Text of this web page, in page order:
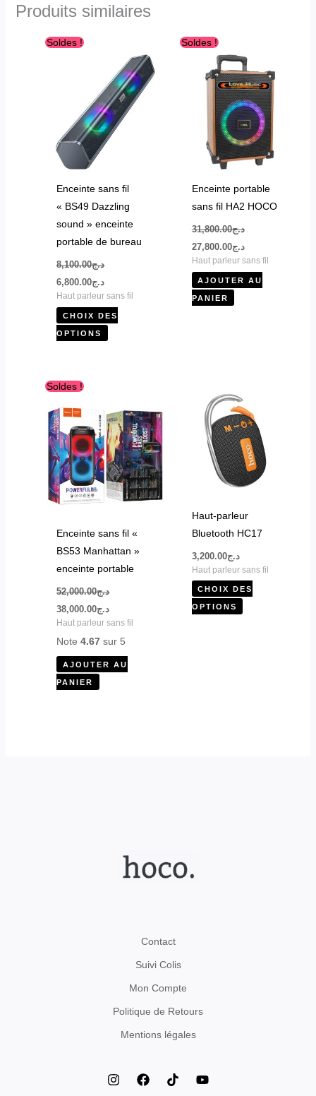
Produits similaires
Soldes !
Enceinte sans fil
« BS49 Dazzling
sound » enceinte
portable de bureau
د.ج8,100.00
Le
prix
د.ج8,100.00.
د.ج6,800.00
actuel
est :
Haut parleur sans fil
CHOIX DES
OPTIONS
produit
a
plusieurs
variations.
Les
être
choisies
sur
la
Soldes !
Enceinte portable
sans fil HA2 HOCO
د.ج31,800.00
Le
prix
était :
د.ج31,800.00.
د.ج27,800.00
actuel
est :
Haut parleur sans fil
AJOUTER AU
PANIER
Soldes !
Enceinte sans fil «
BS53 Manhattan »
enceinte portable
د.ج52,000.00
Le
prix
initial
était :
د.ج52,000.00.
د.ج38,000.00
est :
د.ج38,000.00.
Haut parleur sans fil
Note4.67 sur 5
AJOUTER AU
PANIER
Haut-parleur
Bluetooth HC17
د.ج3,200.00
Haut parleur sans fil
CHOIX DES
OPTIONS
produit
a
plusieurs
variations.
Les
la
page
du
Contact
Suivi Colis
Mon Compte
Politique de Retours
Mentions légales